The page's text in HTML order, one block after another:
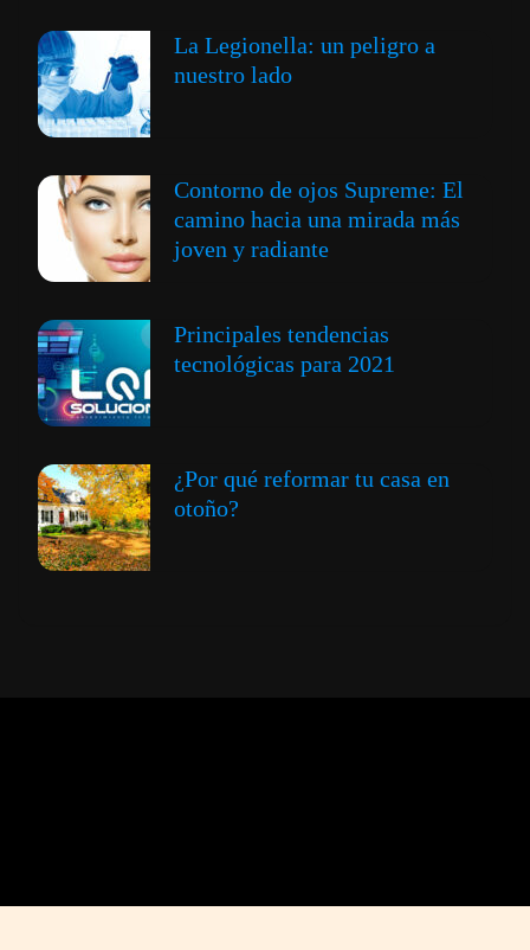
La Legionella: un peligro a
nuestro lado
Contorno de ojos Supreme: El
camino hacia una mirada más
joven y radiante
Principales tendencias
tecnológicas para 2021
¿Por qué reformar tu casa en
otoño?